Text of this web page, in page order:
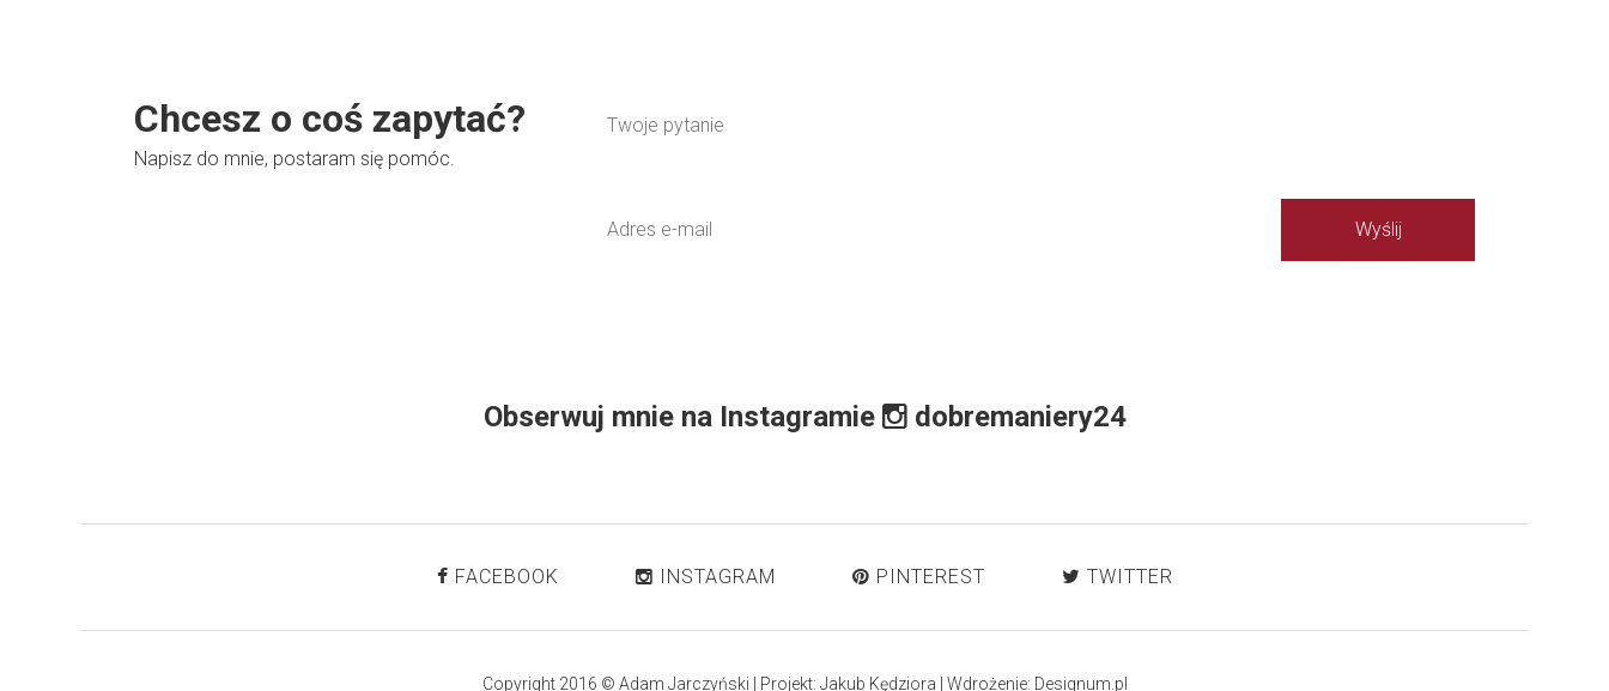
Chcesz o coś zapytać?
Napisz do mnie, postaram się pomóc.
Obserwuj mnie na Instagramie dobremaniery24
FACEBOOK INSTAGRAM PINTEREST TWITTER
Copyright 2016 © Adam Jarczyński | Projekt: Jakub Kędziora | Wdrożenie: Designum.pl